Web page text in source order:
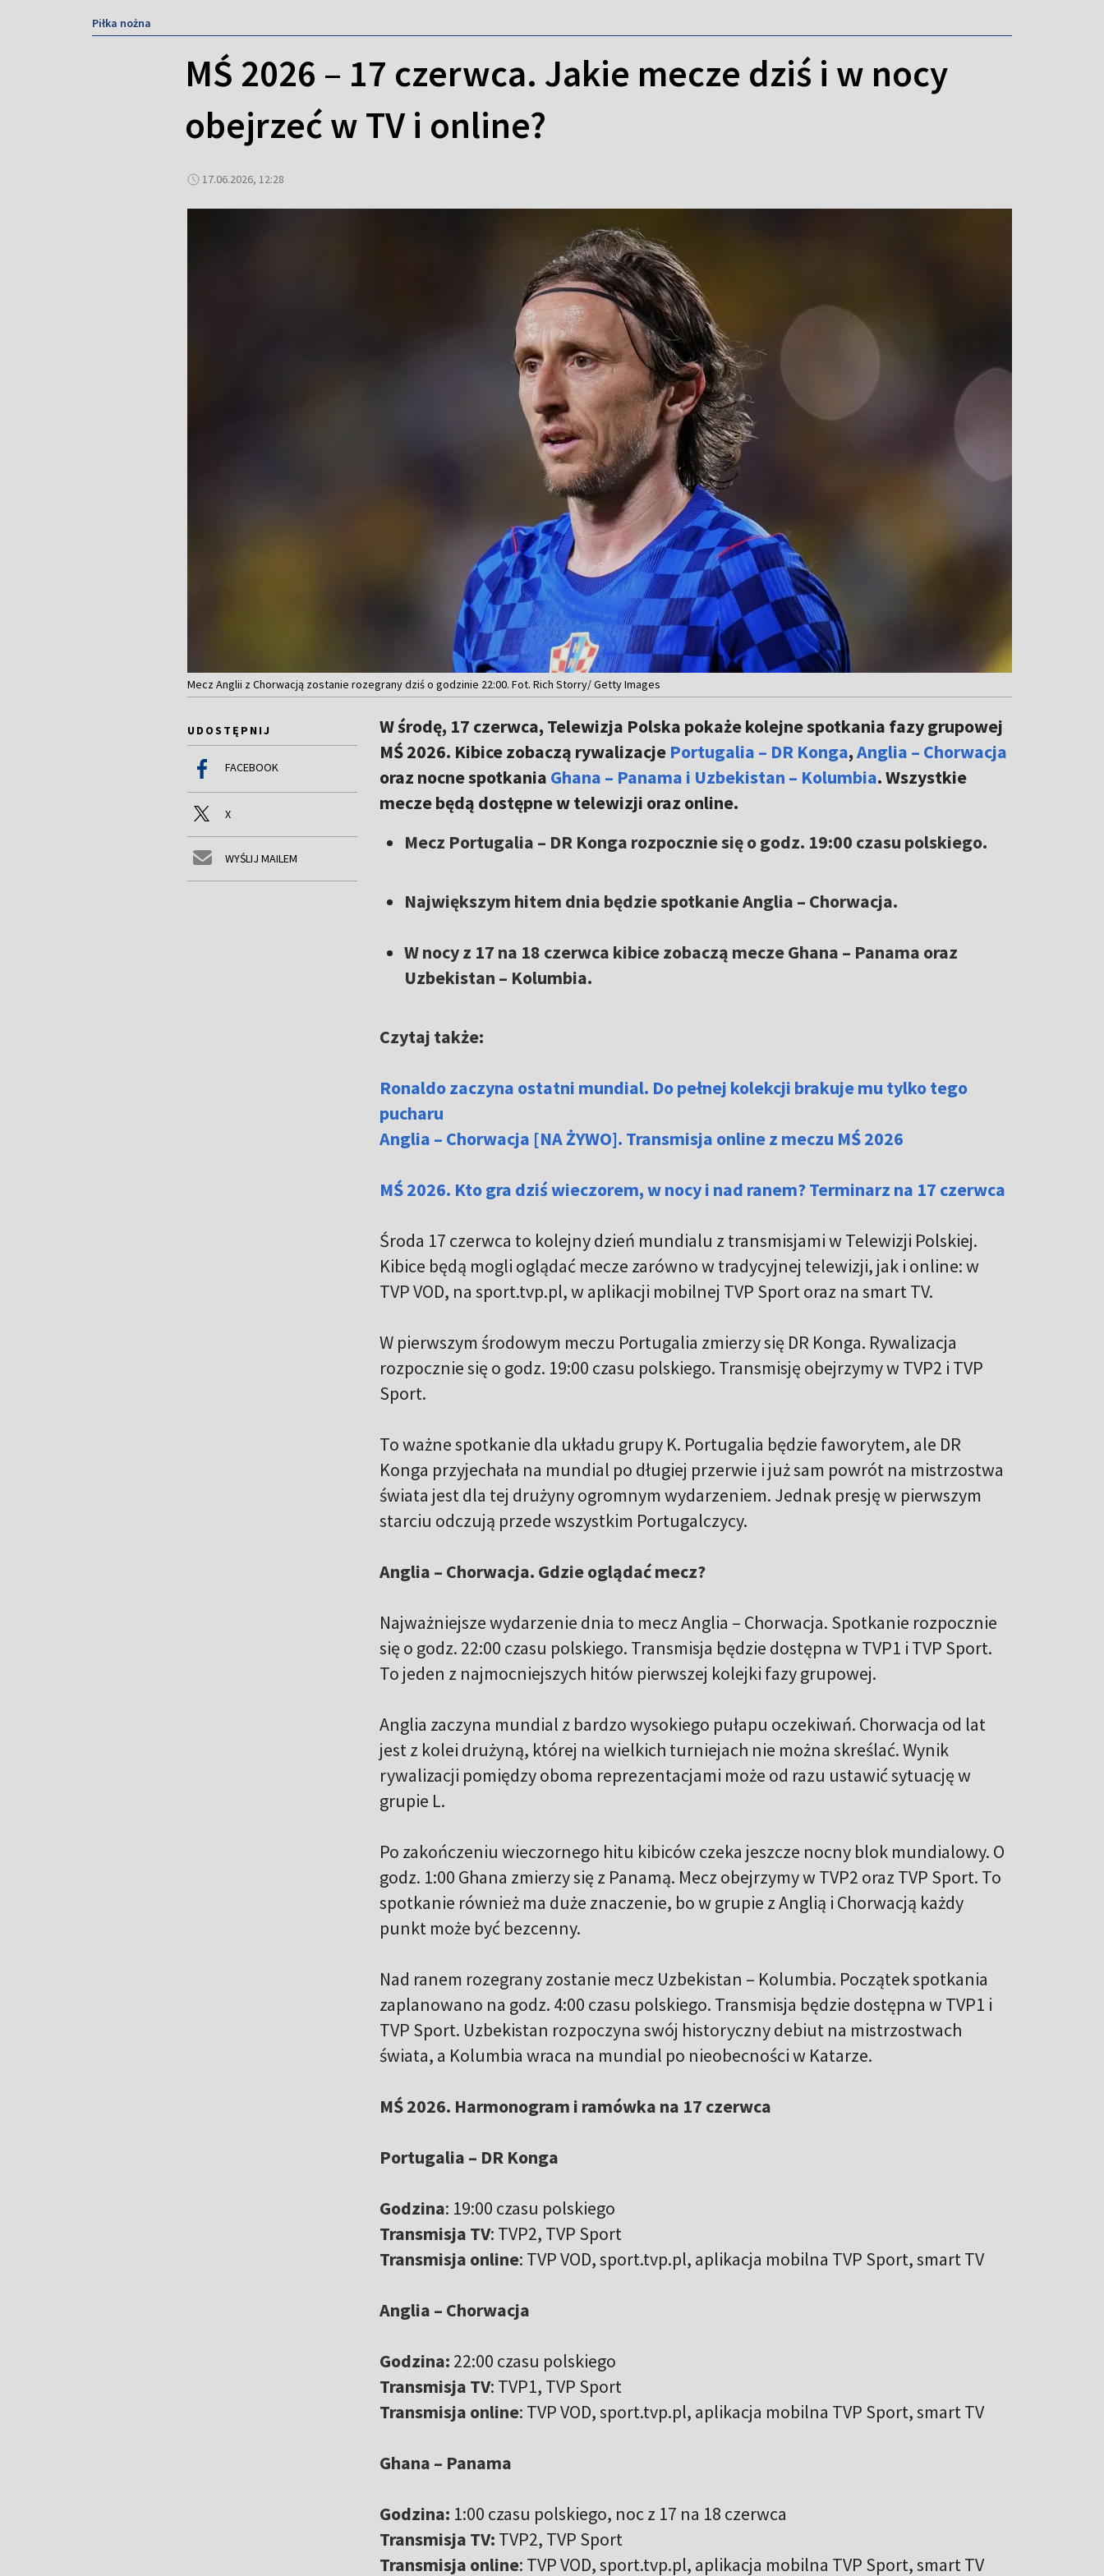
Piłka nożna
MŚ 2026 – 17 czerwca. Jakie mecze dziś i w nocy
obejrzeć w TV i online?
17.06.2026, 12:28
Mecz Anglii z Chorwacją zostanie rozegrany dziś o godzinie 22:00. Fot. Rich Storry/ Getty Images
UDOSTĘPNIJ
FACEBOOK
X
WYŚLIJ MAILEM
W środę, 17 czerwca, Telewizja Polska pokaże kolejne spotkania fazy grupowej
MŚ 2026. Kibice zobaczą rywalizacje Portugalia – DR Konga,Anglia – Chorwacja
oraz nocne spotkania Ghana – Panama i Uzbekistan – Kolumbia. Wszystkie
mecze będą dostępne w telewizji oraz online.
Mecz Portugalia – DR Konga rozpocznie się o godz. 19:00 czasu polskiego.
Największym hitem dnia będzie spotkanie Anglia – Chorwacja.
W nocy z 17 na 18 czerwca kibice zobaczą mecze Ghana – Panama oraz
Uzbekistan – Kolumbia.
Czytaj także:
Ronaldo zaczyna ostatni mundial. Do pełnej kolekcji brakuje mu tylko tego
pucharu
Anglia – Chorwacja [NA ŻYWO]. Transmisja online z meczu MŚ 2026
MŚ 2026. Kto gra dziś wieczorem, w nocy i nad ranem? Terminarz na 17 czerwca
Środa 17 czerwca to kolejny dzień mundialu z transmisjami w Telewizji Polskiej.
Kibice będą mogli oglądać mecze zarówno w tradycyjnej telewizji, jak i online: w
TVP VOD, na sport.tvp.pl, w aplikacji mobilnej TVP Sport oraz na smart TV.
W pierwszym środowym meczu Portugalia zmierzy się DR Konga. Rywalizacja
rozpocznie się o godz. 19:00 czasu polskiego. Transmisję obejrzymy w TVP2 i TVP
Sport.
To ważne spotkanie dla układu grupy K. Portugalia będzie faworytem, ale DR
Konga przyjechała na mundial po długiej przerwie i już sam powrót na mistrzostwa
świata jest dla tej drużyny ogromnym wydarzeniem. Jednak presję w pierwszym
starciu odczują przede wszystkim Portugalczycy.
Anglia – Chorwacja. Gdzie oglądać mecz?
Najważniejsze wydarzenie dnia to mecz Anglia – Chorwacja. Spotkanie rozpocznie
się o godz. 22:00 czasu polskiego. Transmisja będzie dostępna w TVP1 i TVP Sport.
To jeden z najmocniejszych hitów pierwszej kolejki fazy grupowej.
Anglia zaczyna mundial z bardzo wysokiego pułapu oczekiwań. Chorwacja od lat
jest z kolei drużyną, której na wielkich turniejach nie można skreślać. Wynik
rywalizacji pomiędzy oboma reprezentacjami może od razu ustawić sytuację w
grupie L.
Po zakończeniu wieczornego hitu kibiców czeka jeszcze nocny blok mundialowy. O
godz. 1:00 Ghana zmierzy się z Panamą. Mecz obejrzymy w TVP2 oraz TVP Sport. To
spotkanie również ma duże znaczenie, bo w grupie z Anglią i Chorwacją każdy
punkt może być bezcenny.
Nad ranem rozegrany zostanie mecz Uzbekistan – Kolumbia. Początek spotkania
zaplanowano na godz. 4:00 czasu polskiego. Transmisja będzie dostępna w TVP1 i
TVP Sport. Uzbekistan rozpoczyna swój historyczny debiut na mistrzostwach
świata, a Kolumbia wraca na mundial po nieobecności w Katarze.
MŚ 2026. Harmonogram i ramówka na 17 czerwca
Portugalia – DR Konga
Godzina: 19:00 czasu polskiego
Transmisja TV: TVP2, TVP Sport
Transmisja online: TVP VOD, sport.tvp.pl, aplikacja mobilna TVP Sport, smart TV
Anglia – Chorwacja
Godzina: 22:00 czasu polskiego
Transmisja TV: TVP1, TVP Sport
Transmisja online: TVP VOD, sport.tvp.pl, aplikacja mobilna TVP Sport, smart TV
Ghana – Panama
Godzina: 1:00 czasu polskiego, noc z 17 na 18 czerwca
Transmisja TV: TVP2, TVP Sport
Transmisja online: TVP VOD, sport.tvp.pl, aplikacja mobilna TVP Sport, smart TV